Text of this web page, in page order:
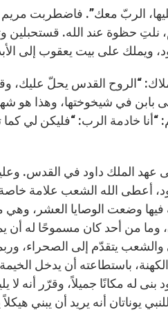
الربّ معك”. فاضطربت
نلتِ حظوة عند الله. قستحبلين
“الروح القدس يحلّ عليك،
بابن في شيخوختها، وهذا هو
“أنا خادمة الرب: “فليكن لي
عهد الملك داود في القدس.
أعطى الله الشعب علامة
فيها وضعت الوصايا العشر،
وما من أحد كان مسموحًا له أن
يتقدّم إلى الصحراء،
باستطاعته أن يدخل الخيمة
له مكانًا جميلاً، وقرّر أنه لا
أنه يريد أن يبني هيكلاً